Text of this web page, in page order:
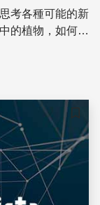
考各種可能的新
的植物，如何可
儲存